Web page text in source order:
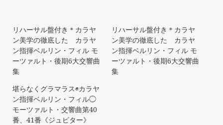
リハーサル盤付き＊カラヤ
ン美学の徹底した カラヤ
ン指揮ベルリン・フィル モ
ーツァルト・後期6大交響曲
集
リハーサル盤付き＊カラヤ
ン美学の徹底した カラヤ
ン指揮ベルリン・フィル モ
ーツァルト・後期6大交響曲
集
堪らなくグラマラス◉カラヤ
ン指揮ベルリン・フィル◯
モーツァルト・交響曲第40
番、41番《ジュピター》